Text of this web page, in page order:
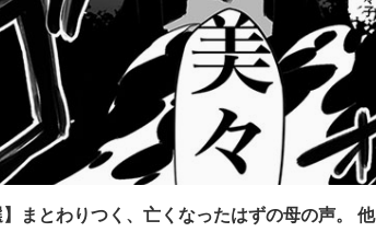
】まとわりつく、亡くなったはずの母の声。 他